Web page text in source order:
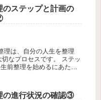
のステップと計画の
理は、自分の人生を整理
なプロセスです。 ステッ
前整理を始めるにあた
の進行状況の確認③